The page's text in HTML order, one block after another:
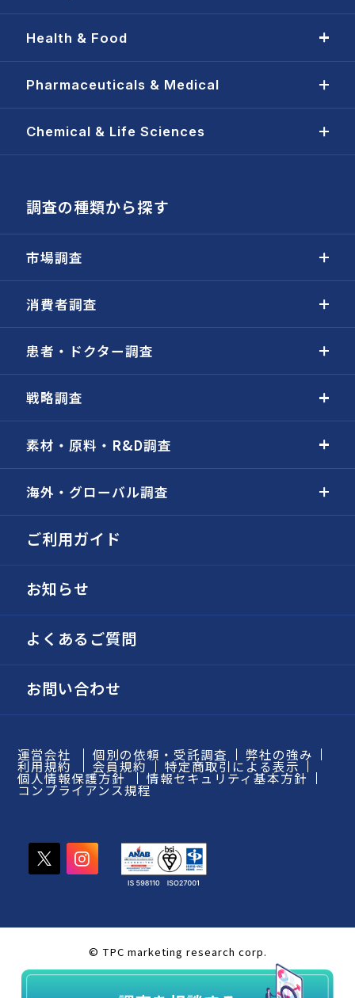
Health & Food
Pharmaceuticals & Medical
Chemical & Life Sciences
調査の種類から探す
市場調査
消費者調査
患者・ドクター調査
戦略調査
素材・原料・R&D調査
海外・グローバル調査
ご利用ガイド
お知らせ
よくあるご質問
お問い合わせ
運営会社 個別の依頼・受託調査 弊社の強み
利用規約 会員規約 特定商取引による表示
個人情報保護方針 情報セキュリティ基本方針
コンプライアンス規程
© TPC marketing research corp.